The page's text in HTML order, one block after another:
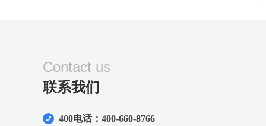
Contact us
联系我们
400电话：400-660-8766